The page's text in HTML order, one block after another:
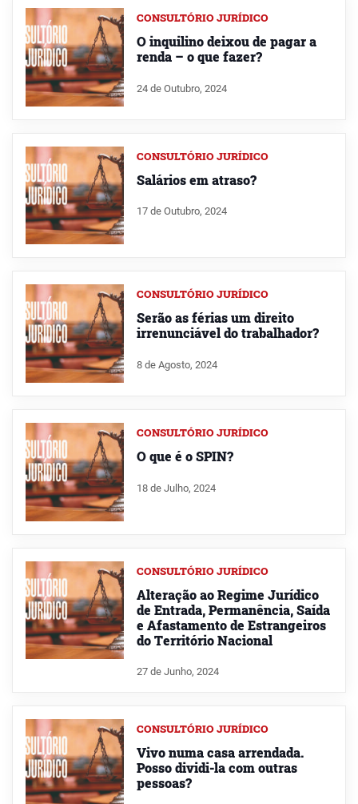
CONSULTÓRIO JURÍDICO
O inquilino deixou de pagar a
renda – o que fazer?
24 de Outubro, 2024
CONSULTÓRIO JURÍDICO
Salários em atraso?
17 de Outubro, 2024
CONSULTÓRIO JURÍDICO
Serão as férias um direito
irrenunciável do trabalhador?
8 de Agosto, 2024
CONSULTÓRIO JURÍDICO
O que é o SPIN?
18 de Julho, 2024
CONSULTÓRIO JURÍDICO
Alteração ao Regime Jurídico
de Entrada, Permanência, Saída
e Afastamento de Estrangeiros
do Território Nacional
27 de Junho, 2024
CONSULTÓRIO JURÍDICO
Vivo numa casa arrendada.
Posso dividi-la com outras
pessoas?